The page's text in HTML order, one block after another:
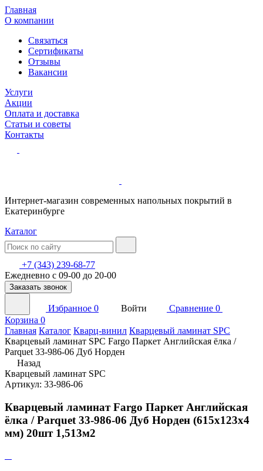
Главная
О компании
Связаться
Сертификаты
Отзывы
Вакансии
Услуги
Акции
Оплата и доставка
Статьи и советы
Контакты
Интернет-магазин современных напольных покрытий в
Екатеринбурге
Каталог
+7 (343) 239-68-77
Ежедневно с 09-00 до 20-00
Заказать звонок
Избранное 0 Войти Сравнение 0
Корзина 0
Главная Каталог Кварц-винил Кварцевый ламинат SPC
Кварцевый ламинат SPC Fargo Паркет Английская ёлка /
Parquet 33-986-06 Дуб Норден
Назад
Кварцевый ламинат SPC
Артикул: 33-986-06
Кварцевый ламинат Fargo Паркет Английская
ёлка / Parquet 33-986-06 Дуб Норден (615х123х4
мм) 20шт 1,513м2